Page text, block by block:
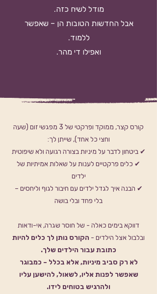
מודל לשיח כזה.
אבל החדשות הטובות הן – שאפשר
ללמוד.
ואפילו די מהר.
קורס קצר, ממוקד ופרקטי של 3 מפגשי זום (שעה
וחצי כל אחד), שייתן לך:
✔ ביטחון לדבר על מיניות בצורה רגועה ולא שיפוטית
✔ כלים פרקטיים לענות על שאלות אמיתיות של
ילדים
✔ הבנה איך לגדל ילדים עם חיבור לגוף וליחסים –
בלי פחד ובלי בושה
דווקא בימים כאלה - של חוסר שגרה, אי-ודאות
ובלבול אצל הילדים - הקורס נותן לך כלים להיות
כתובת עבור הילדים שלך.
לא רק סביב מיניות, אלא בכלל – כמבוגר
שאפשר לפנות אליו, לשאול, להישען עליו
ולהרגיש בטוחים לידו.